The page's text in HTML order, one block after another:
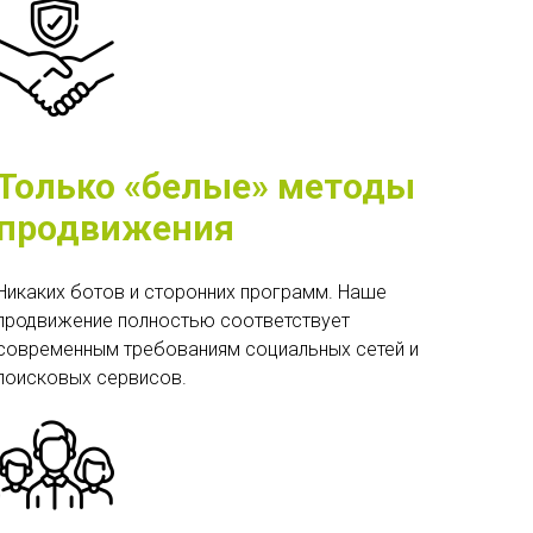
«белые» методы
ботов и сторонних программ. Наше
полностью соответствует
требованиям социальных сетей и
сервисов.